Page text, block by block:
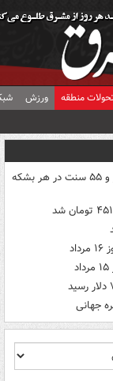
منطقه ورزش
قیمت نفت به ۸۳ دلار و ۵۵ سنت در هر بشکه
جهانی